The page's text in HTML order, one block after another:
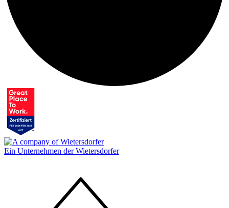
Ein Unternehmen der Wietersdorfer